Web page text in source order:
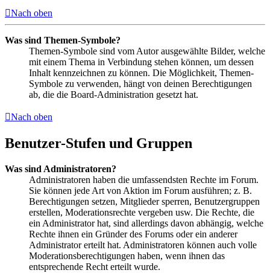
Nach oben
Was sind Themen-Symbole?
Themen-Symbole sind vom Autor ausgewählte Bilder, welche
mit einem Thema in Verbindung stehen können, um dessen
Inhalt kennzeichnen zu können. Die Möglichkeit, Themen-
Symbole zu verwenden, hängt von deinen Berechtigungen
ab, die die Board-Administration gesetzt hat.
Nach oben
Benutzer-Stufen und Gruppen
Was sind Administratoren?
Administratoren haben die umfassendsten Rechte im Forum.
Sie können jede Art von Aktion im Forum ausführen; z. B.
Berechtigungen setzen, Mitglieder sperren, Benutzergruppen
erstellen, Moderationsrechte vergeben usw. Die Rechte, die
ein Administrator hat, sind allerdings davon abhängig, welche
Rechte ihnen ein Gründer des Forums oder ein anderer
Administrator erteilt hat. Administratoren können auch volle
Moderationsberechtigungen haben, wenn ihnen das
entsprechende Recht erteilt wurde.